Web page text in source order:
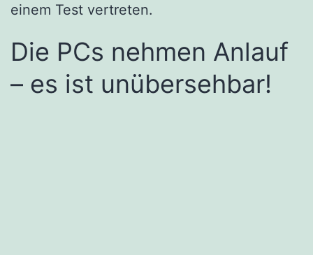
einem Test vertreten.
Die PCs nehmen Anlauf
– es ist unübersehbar!